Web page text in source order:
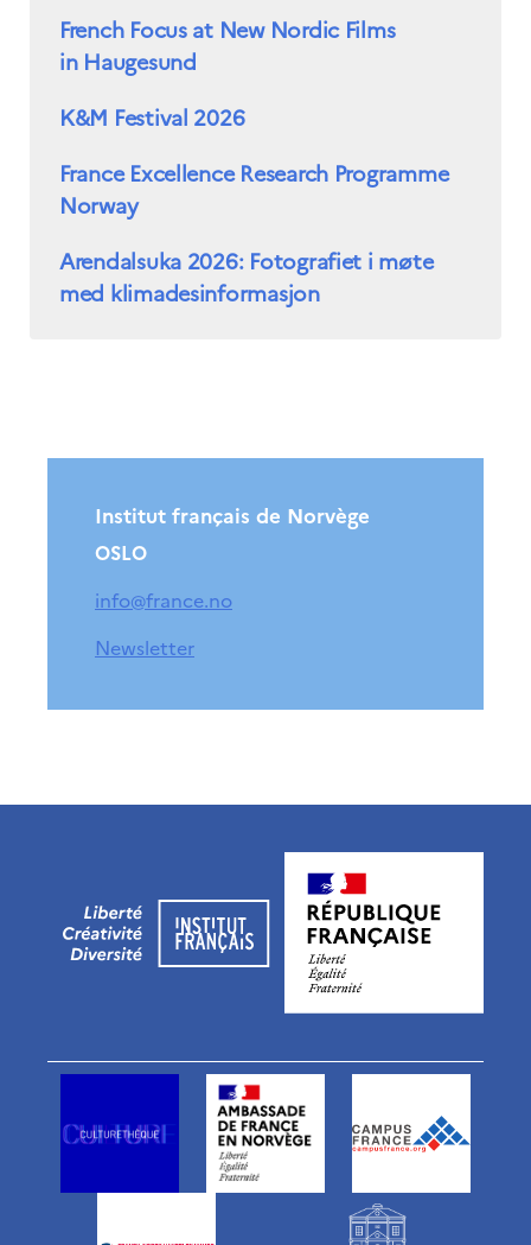
French Focus at New Nordic Films
in Haugesund
K&M Festival 2026
France Excellence Research Programme
Norway
Arendalsuka 2026: Fotografiet i møte
med klimadesinformasjon
Institut français de Norvège
OSLO
info@france.no
Newsletter